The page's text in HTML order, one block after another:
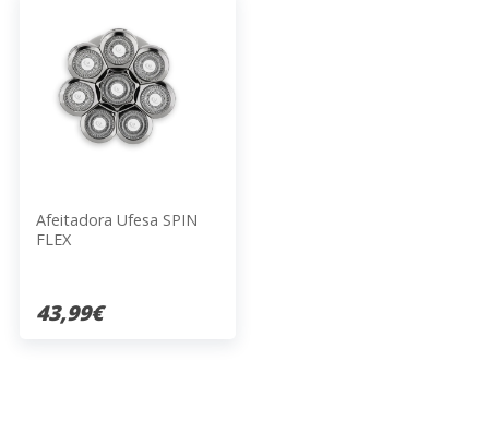
Afeitadora Ufesa SPIN
FLEX
43,99€